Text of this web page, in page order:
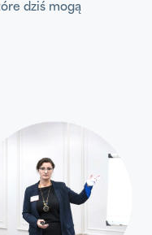
dziś mogą